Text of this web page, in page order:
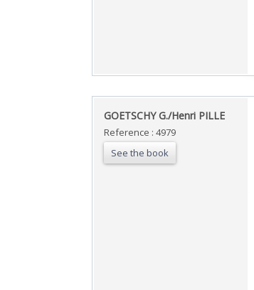
‎GOETSCHY G./Henri PILLE ‎
Reference : 4979
See the book